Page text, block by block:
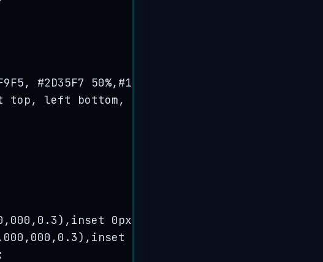
, #2D35F7 50%,#1030
top, left bottom,
, 000 , 0.3), inset 0px
000 , 000 , 0.3), inset